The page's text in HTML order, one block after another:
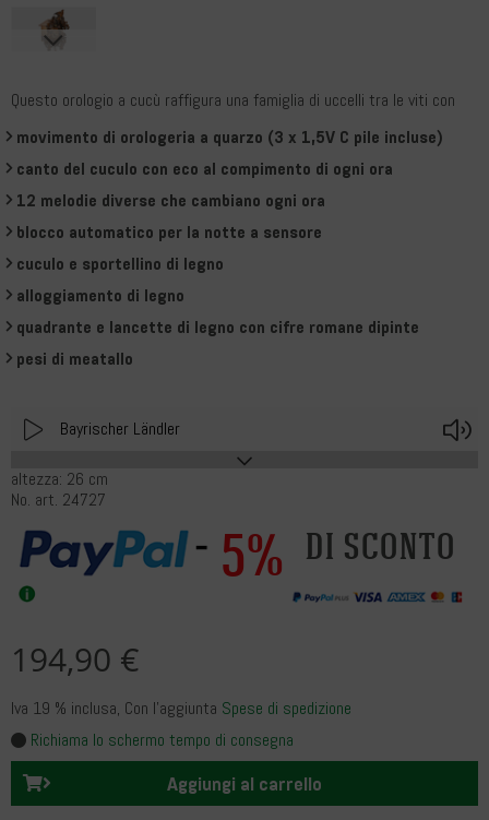
Questo orologio a cucù raffigura una famiglia di uccelli tra le viti con
movimento di orologeria a quarzo (3 x 1,5V C pile incluse)
canto del cuculo con eco al compimento di ogni ora
12 melodie diverse che cambiano ogni ora
blocco automatico per la notte a sensore
cuculo e sportellino di legno
alloggiamento di legno
quadrante e lancette di legno con cifre romane dipinte
pesi di meatallo
Bayrischer Ländler
Play
altezza: 26 cm
No. art. 24727
5% di sconto
194,90 €
Iva 19 % inclusa, Con l’aggiunta Spese di spedizione
Richiama lo schermo tempo di consegna
Aggiungi al carrello